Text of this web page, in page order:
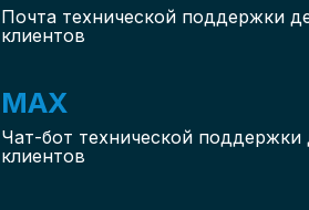
Почта технической поддержки
клиентов
MAX
Чат-бот технической
клиентов